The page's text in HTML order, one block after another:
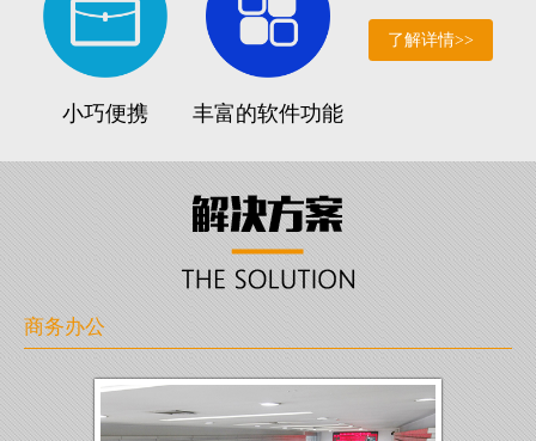
小巧便携 丰富的软件功能
了解详情>>
商务办公